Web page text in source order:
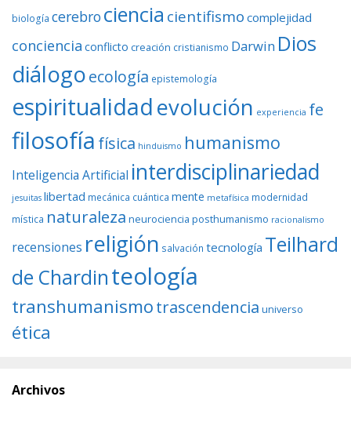
biología cerebro ciencia cientifismo complejidad
conciencia conflicto creación cristianismo Darwin Dios
diálogoecología epistemología
espiritualidadevolución experiencia fe
filosofía física hinduismo humanismo
Inteligencia Artificial interdisciplinariedad
jesuitas libertad mecánica cuántica mente metafísica modernidad
mística naturaleza neurociencia posthumanismo racionalismo
recensiones religión salvación tecnología Teilhard
de Chardinteología
transhumanismotrascendencia universo
ética
Archivos